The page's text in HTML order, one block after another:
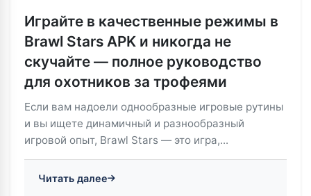
Играйте в качественные режимы в
Brawl Stars APK и никогда не
скучайте — полное руководство
для охотников за трофеями
Если вам надоели однообразные игровые рутины
и вы ищете динамичный и разнообразный
игровой опыт, Brawl Stars — это игра,...
Читать далее